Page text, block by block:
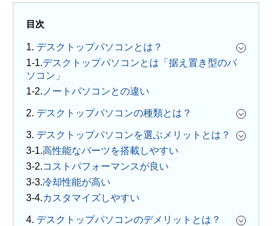
目次
1. デスクトップパソコンとは？
デスクトップパソコンとは「据え置き型のパ
ソコン」
ノートパソコンとの違い
2. デスクトップパソコンの種類とは？
3. デスクトップパソコンを選ぶメリットとは？
高性能なパーツを搭載しやすい
コストパフォーマンスが良い
冷却性能が高い
カスタマイズしやすい
4. デスクトップパソコンのデメリットとは？